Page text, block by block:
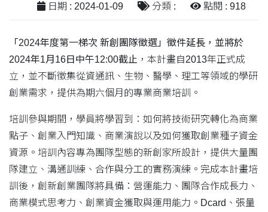
日期 : 2024-01-09 分類 : 點閱 : 918
「2024年度第一梯次 新創團隊徵選」徵件延長，並將於
2024年1月16日中午12:00截止 ，本計畫自2013年正式成
立，並不斷徵集從資通訊、生物、醫學、理工等領域的學研
創業需求，提供為期六個月的專業商業培訓。
培訓參與期間，學員將學習到：如何將技術研究轉化為商業
點子、創業入門知識、商業演說以及如何獲取創業種子資金
資源。培訓內容專為團隊型態的新創家所設計，提供大量團
隊建立、溝通訓練、合作與分工的實務演練。完成本計畫培
訓後，創新創業團隊將具備：營運能力、團隊合作成長力、
商業模式思考力、創業資金獲取與運用能力。Dcard、張量